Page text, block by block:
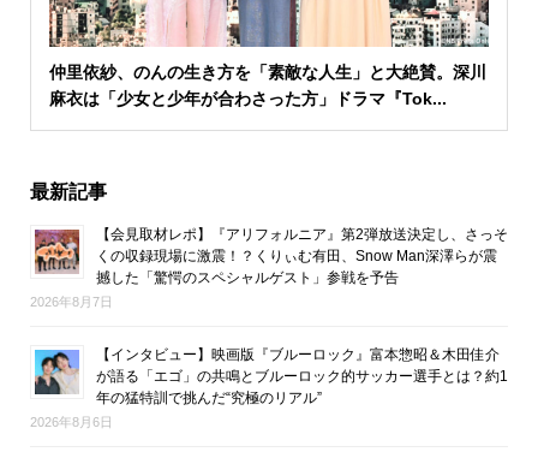
仲里依紗、のんの生き方を「素敵な人生」と大絶賛。深川
麻衣は「少女と少年が合わさった方」ドラマ『Tok...
最新記事
【会見取材レポ】『アリフォルニア』第2弾放送決定し、さっそ
くの収録現場に激震！？くりぃむ有田、Snow Man深澤らが震
撼した「驚愕のスペシャルゲスト」参戦を予告
2026年8月7日
【インタビュー】映画版『ブルーロック』富本惣昭＆木田佳介
が語る「エゴ」の共鳴とブルーロック的サッカー選手とは？約1
年の猛特訓で挑んだ“究極のリアル”
2026年8月6日